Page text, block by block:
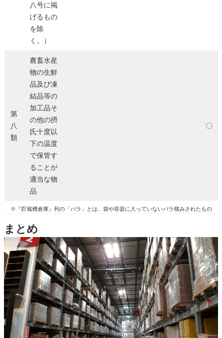
八号に掲
げるもの
を除
く。）
第
八
類
農畜水産
物の生鮮
品及び凍
結品等の
加工品そ
の他の摂
氏十度以
下の温度
で保管す
ることが
適当な物
品
〇
※『貯蔵槽倉庫』列の「バラ」とは、袋や容器に入っていないバラ積みされたもの
まとめ